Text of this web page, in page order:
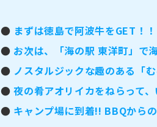
● まずは徳島で阿波牛をGET！
● お次は、「海の駅 東洋町」で
● ノスタルジックな趣のある「
●夜の肴アオリイカをねらって
● キャンプ場に到着!! BBQから